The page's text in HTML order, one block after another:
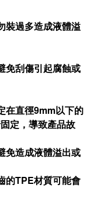
裝過多造成液體溢
免刮傷引起腐蝕或
在直徑9mm以下的
定，導致產品故
免造成液體溢出或
的TPE材質可能會